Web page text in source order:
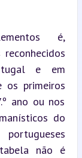
é,
e em
os primeiros
ano ou nos
do
não é